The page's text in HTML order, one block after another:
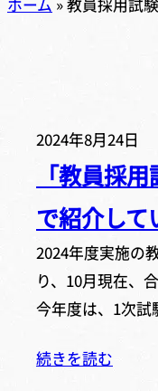
ホーム »教員採用試
2024年8月24日
「教員採
で紹介して
2024年度実施の
り、10月現在、
今年度は、1次
続きを読む